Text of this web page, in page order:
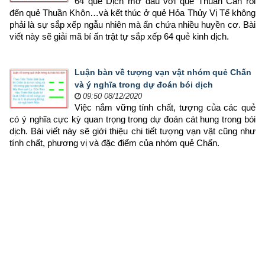
đến quẻ Thuần Khôn…và kết thúc ở quẻ Hỏa Thủy Vị Tế không
phải là sự sắp xếp ngẫu nhiên mà ẩn chứa nhiều huyền cơ. Bài
viết này sẽ giải mã bí ấn trật tự sắp xếp 64 quẻ kinh dịch.
Luận bàn về tượng vạn vật nhóm quẻ Chấn
và ý nghĩa trong dự đoán bói dịch
09:50 08/12/2020
Việc nắm vững tính chất, tượng của các quẻ
có ý nghĩa cực kỳ quan trọng trong dự đoán cát hung trong bói
dịch. Bài viết này sẽ giới thiệu chi tiết tượng vạn vật cũng như
tính chất, phương vị và đặc điểm của nhóm quẻ Chấn.